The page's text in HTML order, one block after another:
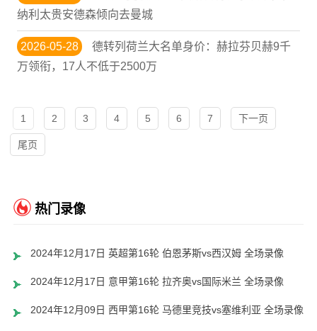
纳利太贵安德森倾向去曼城
2026-05-28
德转列荷兰大名单身价：赫拉芬贝赫9千
万领衔，17人不低于2500万
1 2 3 4 5 6 7 下一页
尾页
热门录像
2024年12月17日 英超第16轮 伯恩茅斯vs西汉姆 全场录像
2024年12月17日 意甲第16轮 拉齐奥vs国际米兰 全场录像
2024年12月09日 西甲第16轮 马德里竞技vs塞维利亚 全场录像